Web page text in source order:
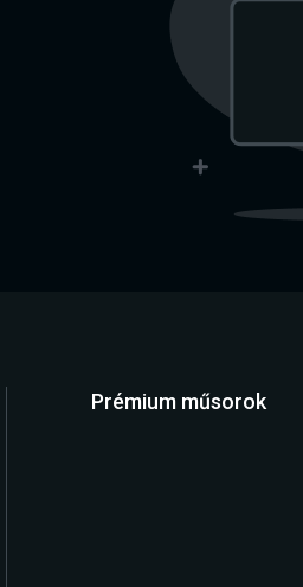
Prémium műsorok